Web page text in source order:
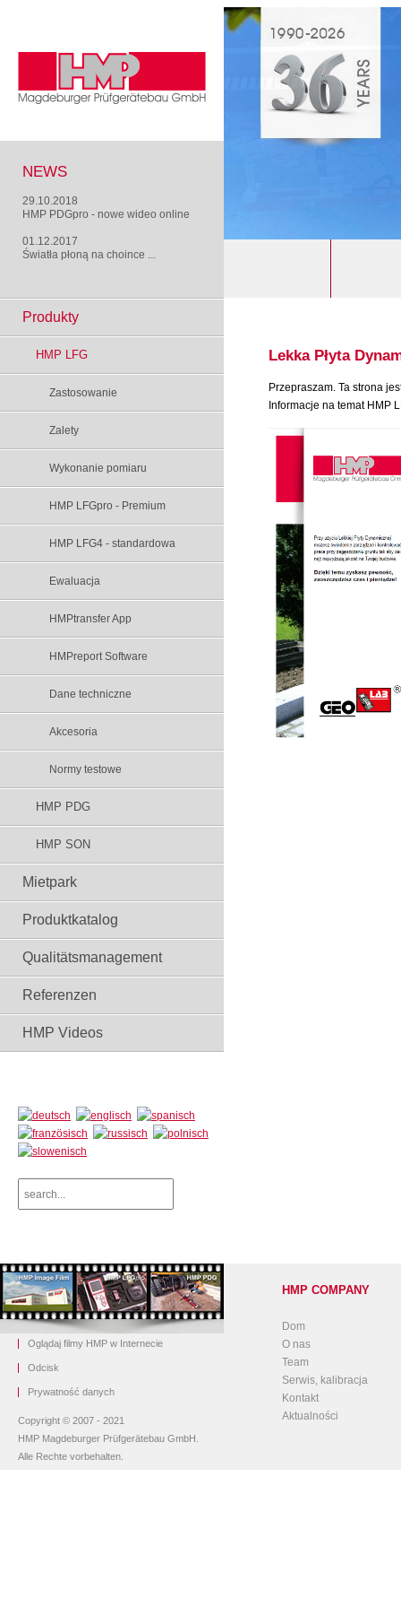
NEWS
29.10.2018
HMP PDGpro - nowe wideo online
01.12.2017
Światła płoną na choince ...
Produkty
HMP LFG
Zastosowanie
Zalety
Wykonanie pomiaru
HMP LFGpro - Premium
HMP LFG4 - standardowa
Ewaluacja
HMPtransfer App
HMPreport Software
Dane techniczne
Akcesoria
Normy testowe
HMP PDG
HMP SON
Mietpark
Produktkatalog
Qualitätsmanagement
Referenzen
HMP Videos
Lekka Płyta
Przepraszam. Ta strona
Informacje na temat HMP
Oglądaj filmy HMP w Internecie
Odcisk
Prywatność danych
Copyright © 2007 - 2021
HMP Magdeburger Prüfgerätebau GmbH.
Alle Rechte vorbehalten.
HMP COMPANY
Dom
O nas
Team
Serwis, kalibracja
Kontakt
Aktualności